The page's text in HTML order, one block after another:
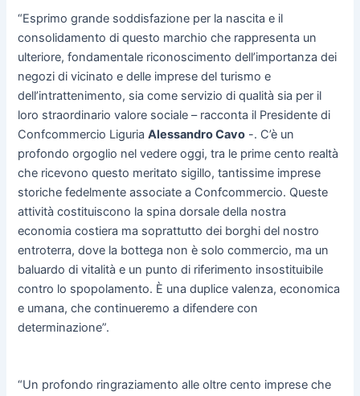
“Esprimo grande soddisfazione per la nascita e il
consolidamento di questo marchio che rappresenta un
ulteriore, fondamentale riconoscimento dell’importanza dei
negozi di vicinato e delle imprese del turismo e
dell’intrattenimento, sia come servizio di qualità sia per il
loro straordinario valore sociale – racconta il Presidente di
Confcommercio LiguriaAlessandro Cavo -. C’è un
profondo orgoglio nel vedere oggi, tra le prime cento realtà
che ricevono questo meritato sigillo, tantissime imprese
storiche fedelmente associate a Confcommercio. Queste
attività costituiscono la spina dorsale della nostra
economia costiera ma soprattutto dei borghi del nostro
entroterra, dove la bottega non è solo commercio, ma un
baluardo di vitalità e un punto di riferimento insostituibile
contro lo spopolamento. È una duplice valenza, economica
e umana, che continueremo a difendere con
determinazione”.
“Un profondo ringraziamento alle oltre cento imprese che